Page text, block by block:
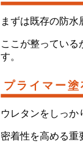
まずは既存の防水
ここが整ってい
す。
プライマー塗
ウレタンをしっか
密着性を高める重